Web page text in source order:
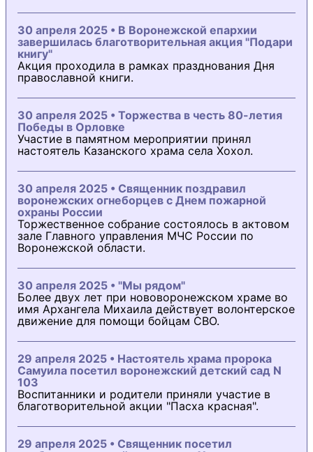
30 апреля 2025 • В Воронежской епархии
завершилась благотворительная акция "Подари
книгу"
Акция проходила в рамках празднования Дня
православной книги.
30 апреля 2025 • Торжества в честь 80-летия
Победы в Орловке
Участие в памятном мероприятии принял
настоятель Казанского храма села Хохол.
30 апреля 2025 • Священник поздравил
воронежских огнеборцев с Днем пожарной
охраны России
Торжественное собрание состоялось в актовом
зале Главного управления МЧС России по
Воронежской области.
30 апреля 2025 • "Мы рядом"
Более двух лет при нововоронежском храме во
имя Архангела Михаила действует волонтерское
движение для помощи бойцам СВО.
29 апреля 2025 • Настоятель храма пророка
Самуила посетил воронежский детский сад N
103
Воспитанники и родители приняли участие в
благотворительной акции "Пасха красная".
29 апреля 2025 • Священник посетил